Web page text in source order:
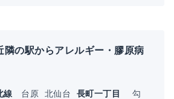
隣の駅からアレルギー・膠原病
線 台原 北仙台 長町一丁目
勾